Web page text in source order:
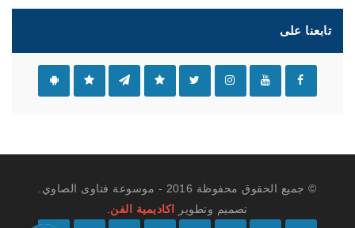
تابعنا على
© جميع الحقوق محفوظة 2016 - موسوعة فتاوى الصاوي.
تصميم وتطوير
اكاديمية الفن